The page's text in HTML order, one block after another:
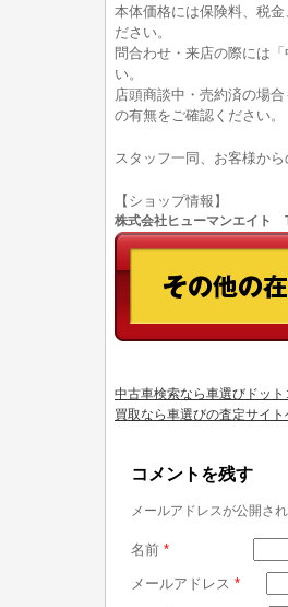
本体価格には保険料、税
ださい。
問合わせ・来店の際には
い。
店頭商談中・売約済の場
の有無をご確認ください。
スタッフ一同、お客様から
【ショップ情報】
株式会社ヒューマンエイト
中古車検索なら車選びドット
買取なら車選びの査定サイト
コメントを残す
メールアドレスが公開さ
名前 *
メールアドレス *